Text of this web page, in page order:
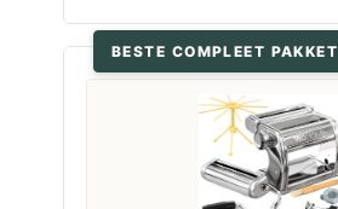
BESTE COMPLEET PAKKET